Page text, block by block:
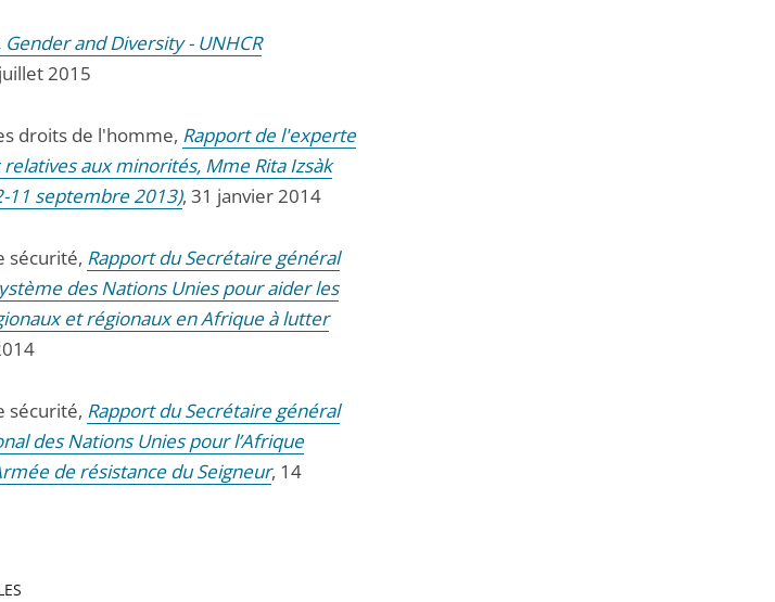
Gender and Diversity - UNHCR
2015
droits de l'homme, Rapport de l'experte
aux minorités, Mme Rita Izsàk
11 septembre 2013), 31 janvier 2014
sécurité, Rapport du Secrétaire général
des Nations Unies pour aider les
et régionaux en Afrique à lutter
sécurité, Rapport du Secrétaire général
des Nations Unies pour l’Afrique
de résistance du Seigneur, 14